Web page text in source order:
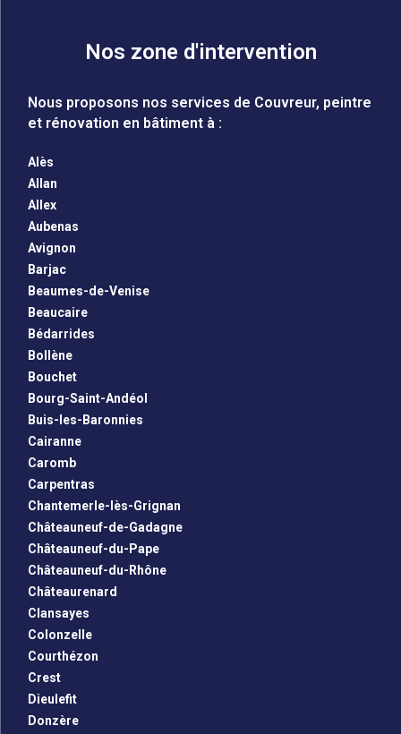
Nos zone d'intervention
Nous proposons nos services de Couvreur, peintre
et rénovation en bâtiment à :
Alès
Allan
Allex
Aubenas
Avignon
Barjac
Beaumes-de-Venise
Beaucaire
Bédarrides
Bollène
Bouchet
Bourg-Saint-Andéol
Buis-les-Baronnies
Cairanne
Caromb
Carpentras
Chantemerle-lès-Grignan
Châteauneuf-de-Gadagne
Châteauneuf-du-Pape
Châteauneuf-du-Rhône
Châteaurenard
Clansayes
Colonzelle
Courthézon
Crest
Dieulefit
Donzère